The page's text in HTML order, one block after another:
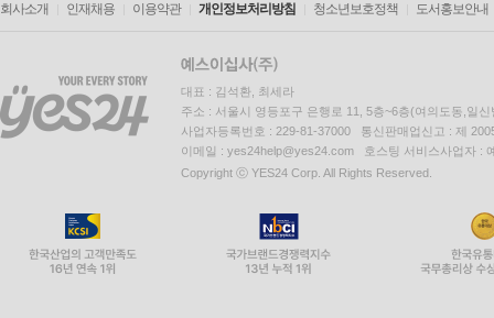
회사소개 인재채용 이용약관 개인정보처리방침 청소년보호정책 도서홍보안내
대표 : 김석환, 최세라
주소 : 서울시 영등포구 은행로 11, 5층~6층(여의도동,일신
사업자등록번호 : 229-81-37000 통신판매업신고 : 제
이메일 : yes24help@yes24.com 호스팅 서비스사업자 :
Copyright ⓒ YES24 Corp. All Rights Reserved.